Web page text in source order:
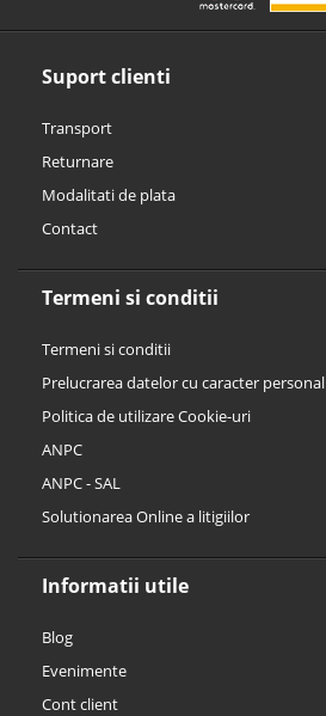
Suport clienti
Transport
Returnare
Modalitati de plata
Contact
Termeni si conditii
Termeni si conditii
Prelucrarea datelor cu caracter personal
Politica de utilizare Cookie-uri
ANPC
ANPC - SAL
Solutionarea Online a litigiilor
Informatii utile
Blog
Evenimente
Cont client